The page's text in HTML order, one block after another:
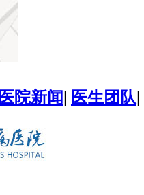
医院新闻| 医生团队|